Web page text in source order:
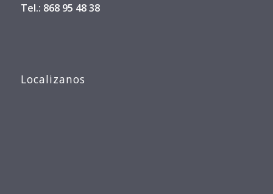
Tel.: 868 95 48 38
Localizanos